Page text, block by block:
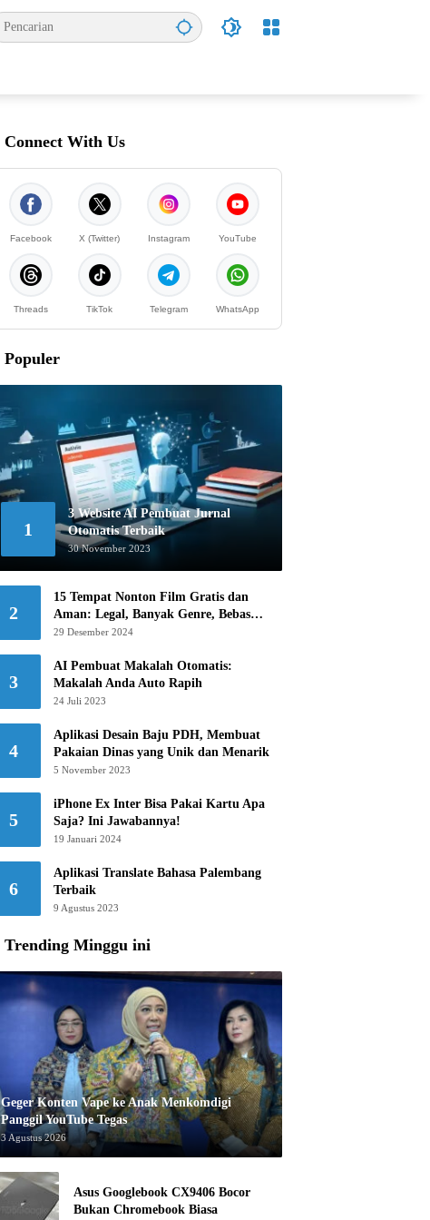
Connect With Us
Facebook X (Twitter) Instagram YouTube
Threads TikTok Telegram WhatsApp
Populer
1
3 Website AI Pembuat Jurnal
Otomatis Terbaik
30 November 2023
2
15 Tempat Nonton Film Gratis dan
Aman: Legal, Banyak Genre, Bebas
Khawatir!
29 Desember 2024
3
AI Pembuat Makalah Otomatis:
Makalah Anda Auto Rapih
24 Juli 2023
4
Aplikasi Desain Baju PDH, Membuat
Pakaian Dinas yang Unik dan Menarik
5 November 2023
5
iPhone Ex Inter Bisa Pakai Kartu Apa
Saja? Ini Jawabannya!
19 Januari 2024
6
Aplikasi Translate Bahasa Palembang
Terbaik
9 Agustus 2023
Trending Minggu ini
Geger Konten Vape ke Anak Menkomdigi
Panggil YouTube Tegas
3 Agustus 2026
Asus Googlebook CX9406 Bocor
Bukan Chromebook Biasa